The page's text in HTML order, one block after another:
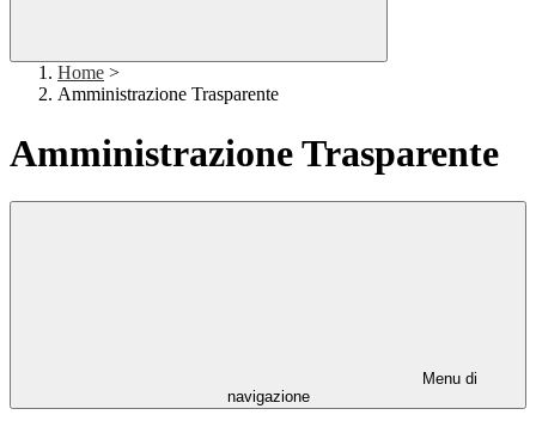
Home >
Amministrazione Trasparente
Amministrazione Trasparente
Menu di
navigazione